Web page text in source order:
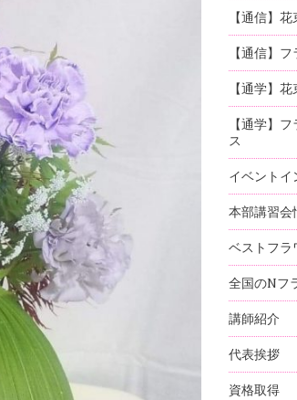
【通信】
【通信】
【通学】
【通学】
ス
イベントイ
本部講習会
ベストフラ
全国のNフ
講師紹介
代表挨拶
資格取得